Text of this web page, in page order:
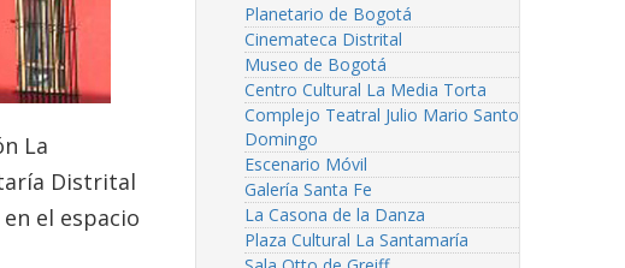
La
Distrital
el espacio
Planetario de Bogotá
Cinemateca Distrital
Museo de Bogotá
Centro Cultural La Media Torta
Complejo Teatral Julio Mario Santo
Domingo
Escenario Móvil
Galería Santa Fe
La Casona de la Danza
Plaza Cultural La Santamaría